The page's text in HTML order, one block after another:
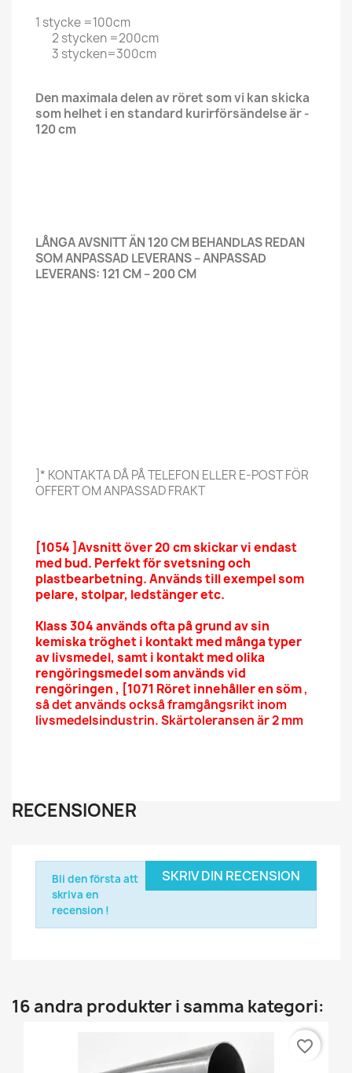
1 stycke =100cm
2 stycken =200cm
3 stycken=300cm
Den maximala delen av röret som vi kan skicka
som helhet i en standard kurirförsändelse är -
120 cm
LÅNGA AVSNITT ÄN 120 CM BEHANDLAS REDAN
SOM ANPASSAD LEVERANS – ANPASSAD
LEVERANS: 121 CM – 200 CM
]* KONTAKTA DÅ PÅ TELEFON ELLER E-POST FÖR
OFFERT OM ANPASSAD FRAKT
[1054 ]Avsnitt över 20 cm skickar vi endast
med bud. Perfekt för svetsning och
plastbearbetning. Används till exempel som
pelare, stolpar, ledstänger etc.
Klass 304 används ofta på grund av sin
kemiska tröghet i kontakt med många typer
av livsmedel, samt i kontakt med olika
rengöringsmedel som används vid
rengöringen , [1071 Röret innehåller en söm,
så det används också framgångsrikt inom
livsmedelsindustrin. Skärtoleransen är 2 mm
RECENSIONER
SKRIV DIN RECENSION
Bli den första att
skriva en
recension !
16 andra produkter i samma kategori:
favorite_border